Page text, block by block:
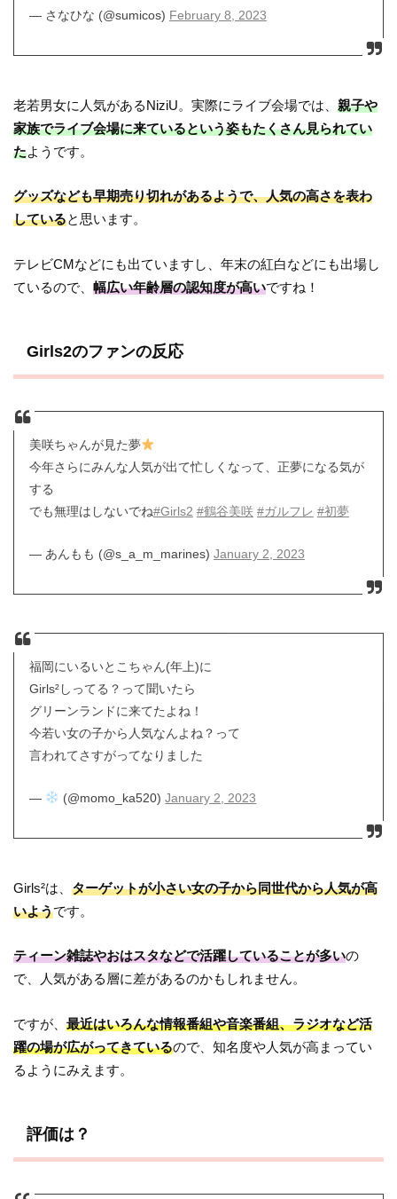
— さなひな (@sumicos) February 8, 2023
老若男女に人気があるNiziU。実際にライブ会場では、親子や
家族でライブ会場に来ているという姿もたくさん見られてい
たようです。
グッズなども早期売り切れがあるようで、人気の高さを表わ
していると思います。
テレビCMなどにも出ていますし、年末の紅白などにも出場し
ているので、幅広い年齢層の認知度が高いですね！
Girls2のファンの反応
美咲ちゃんが見た夢
今年さらにみんな人気が出て忙しくなって、正夢になる気が
する
でも無理はしないでね#Girls2 #鶴谷美咲 #ガルフレ #初夢
— あんもも (@s_a_m_marines) January 2, 2023
福岡にいるいとこちゃん(年上)に
Girls²しってる？って聞いたら
グリーンランドに来てたよね！
今若い女の子から人気なんよね？って
言われてさすがってなりました
— (@momo_ka520)January 2, 2023
Girls²は、ターゲットが小さい女の子から同世代から人気が高
いようです。
ティーン雑誌やおはスタなどで活躍していることが多いの
で、人気がある層に差があるのかもしれません。
ですが、最近はいろんな情報番組や音楽番組、ラジオなど活
躍の場が広がってきているので、知名度や人気が高まってい
るようにみえます。
評価は？